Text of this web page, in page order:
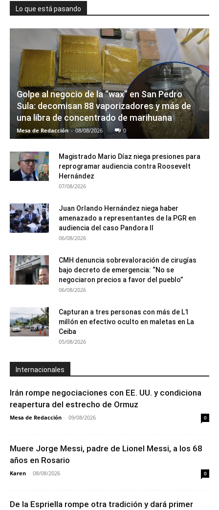
Lo que está pasando
Golpe al negocio de la “wax” en San Pedro
Sula: decomisan 88 vaporizadores y más de
una libra de concentrado de marihuana
Mesa de Redacción - 08/08/2026 0
Magistrado Mario Díaz niega presiones para
reprogramar audiencia contra Roosevelt
Hernández
07/08/2026
Juan Orlando Hernández niega haber
amenazado a representantes de la PGR en
audiencia del caso Pandora II
06/08/2026
CMH denuncia sobrevaloración de cirugías
bajo decreto de emergencia: “No se
negociaron precios a favor del pueblo”
06/08/2026
Capturan a tres personas con más de L1
millón en efectivo oculto en maletas en La
Ceiba
05/08/2026
Internacionales
Irán rompe negociaciones con EE. UU. y condiciona
reapertura del estrecho de Ormuz
Mesa de Redacción - 09/08/2026 0
Muere Jorge Messi, padre de Lionel Messi, a los 68
años en Rosario
Karen - 08/08/2026 0
De la Espriella rompe otra tradición y dará primer